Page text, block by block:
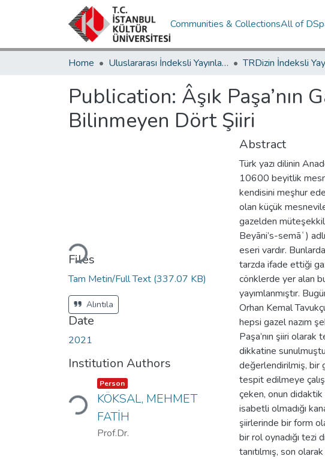
Communities & CollectionsAll of
Home Uluslararası İndeksli Yayınlar / International Indexed Publications
Publication: Âşık Paşa’nın
Bilinmeyen Dört Şiiri
Loading...
Files
Tam Metin/Full Text (337.07 KB)
Alıntıla
Date
2021
Institution Authors
Loading...Item type:
Person ,
KÖKSAL, MEHMET
FATİH
Prof.Dr.
Abstract
Türk yazı dilinin
10600 beyitlik
kendisini meşhur
olan küçük
gazelden
Beyāni’s-semāʿ)
eseri vardır.
tarzda ifade ettiği
cönklerde yer alan
yayımlanmıştır.
Orhan Kemal
hepsi gazel nazım
Paşa’nın şiiri olarak
dikkatine
değerlendirilmiş, bir
tespit edilmeye
çeken, onun didaktik
isabetli olmadığı
şiirlerinde bir form
bir rol oynadığı tezi
tanıtılmış, son